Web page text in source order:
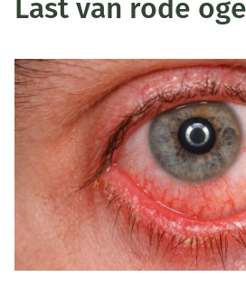
Last van rode